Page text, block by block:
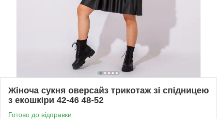
Жіноча сукня оверсайз трикотаж зі спідницею
з екошкіри 42-46 48-52
Готово до відправки